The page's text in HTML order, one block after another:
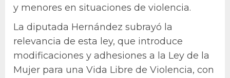
y menores en situaciones de violencia.
La diputada Hernández subrayó la
relevancia de esta ley, que introduce
modificaciones y adhesiones a la Ley de la
Mujer para una Vida Libre de Violencia, con